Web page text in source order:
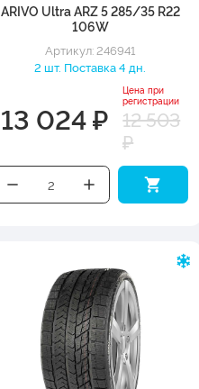
ARIVO Ultra ARZ 5 285/35 R22
106W
Артикул: 246941
2 шт. Поставка 4 дн.
13 024 ₽
Цена при
регистрации
12 503
₽